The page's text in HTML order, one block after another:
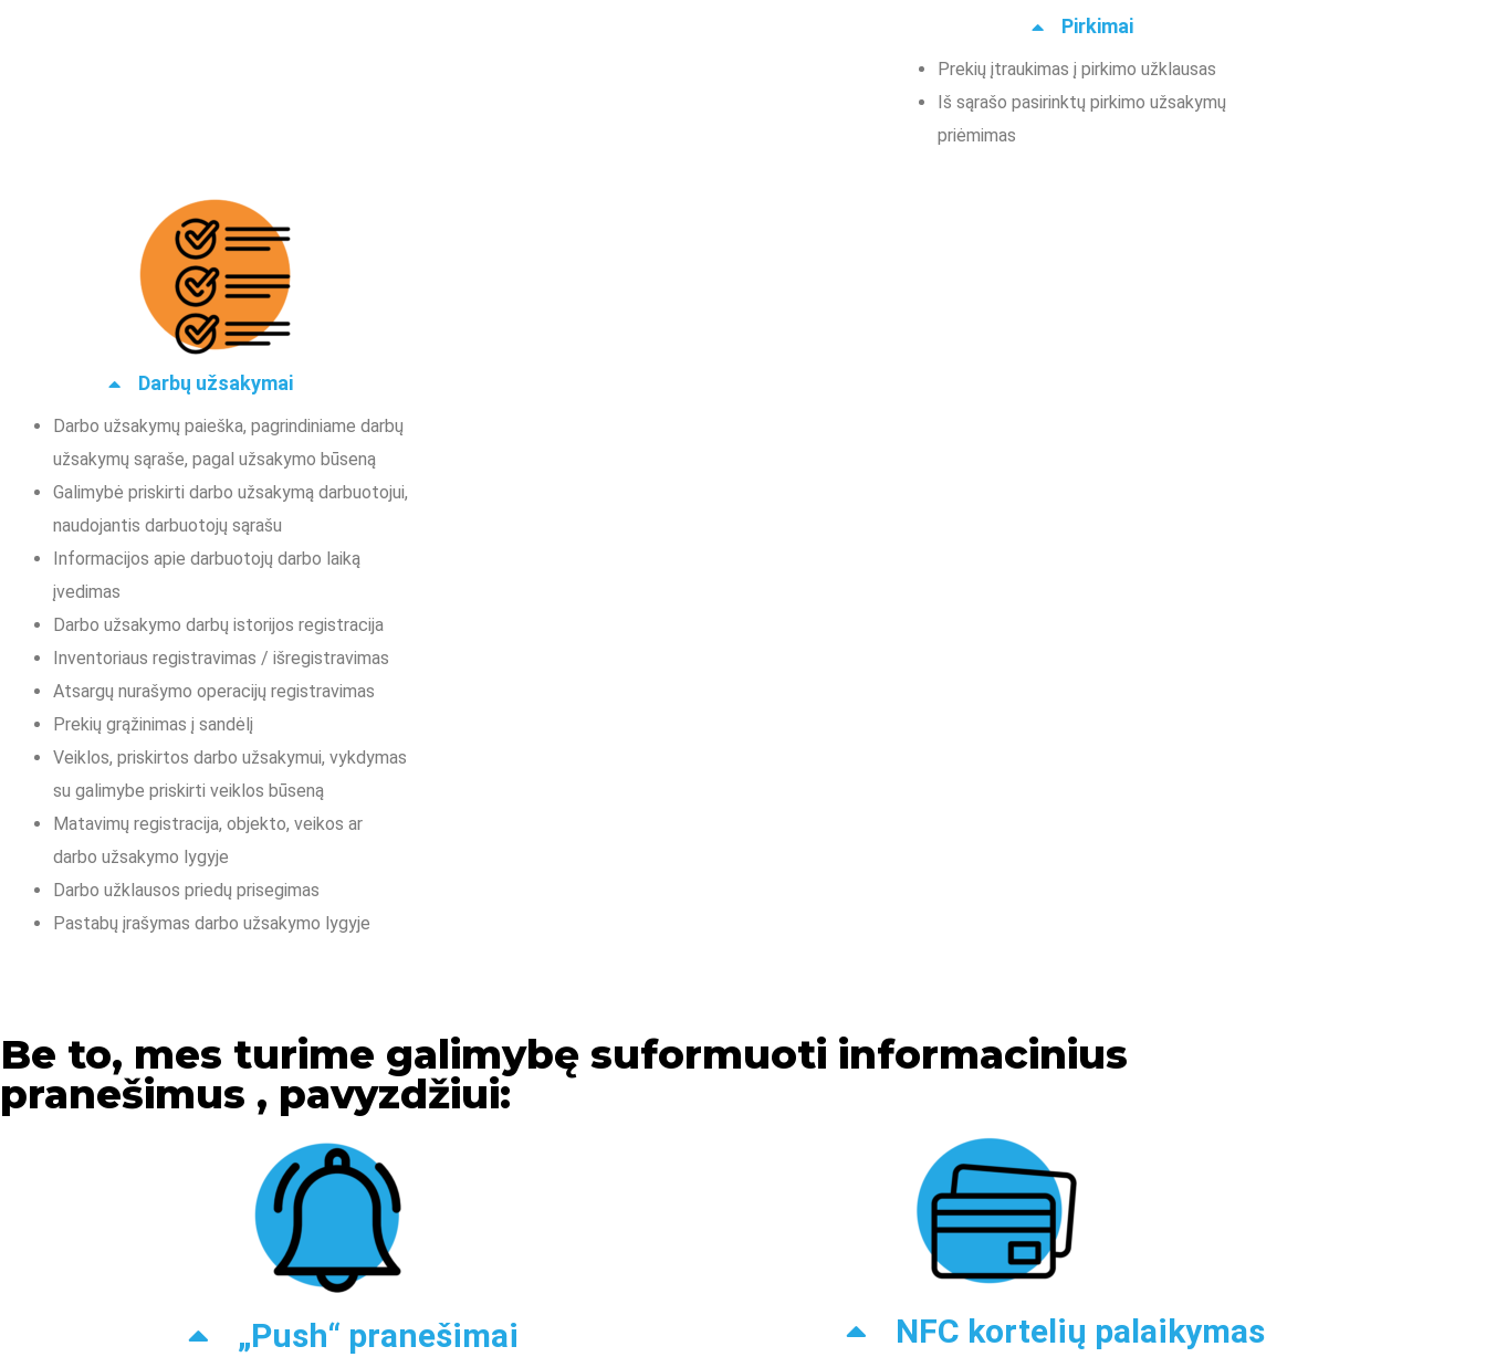
Pirkimai
Prekių įtraukimas į pirkimo užklausas
Iš sąrašo pasirinktų pirkimo užsakymų
priėmimas
Darbų užsakymai
Darbo užsakymų paieška, pagrindiniame darbų
užsakymų sąraše, pagal užsakymo būseną
Galimybė priskirti darbo užsakymą darbuotojui,
naudojantis darbuotojų sąrašu
Informacijos apie darbuotojų darbo laiką
įvedimas
Darbo užsakymo darbų istorijos registracija
Inventoriaus registravimas / išregistravimas
Atsargų nurašymo operacijų registravimas
Prekių grąžinimas į sandėlį
Veiklos, priskirtos darbo užsakymui, vykdymas
su galimybe priskirti veiklos būseną
Matavimų registracija, objekto, veikos ar
darbo užsakymo lygyje
Darbo užklausos priedų prisegimas
Pastabų įrašymas darbo užsakymo lygyje
Be to, mes turime galimybę suformuoti informacinius
pranešimus , pavyzdžiui:
„Push“ pranešimai NFC kortelių palaikymas